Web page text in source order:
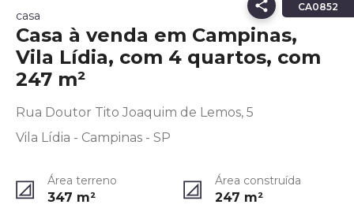
CA0852
casa
Casa à venda em Campinas,
Vila Lídia, com 4 quartos, com
247 m²
Rua Doutor Tito Joaquim de Lemos, 5
Vila Lídia - Campinas - SP
Área terreno
347 m²
Área construída
247 m²